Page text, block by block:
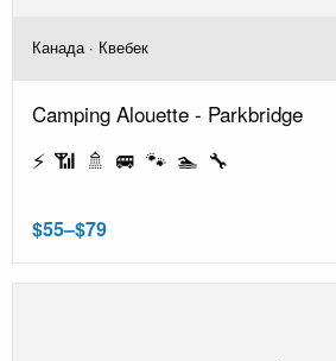
Канада · Квебек
Camping Alouette - Parkbridge
⚡ 📶 🚿 🚐 🐾 🏊 🔧
$55–$79